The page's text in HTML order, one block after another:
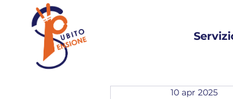
10 apr 2025